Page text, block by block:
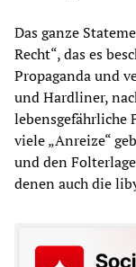
Das ganze
Recht“, das es
Propaganda und
und Hardliner,
lebensgefährliche
viele „Anreize“
und den
denen auch die